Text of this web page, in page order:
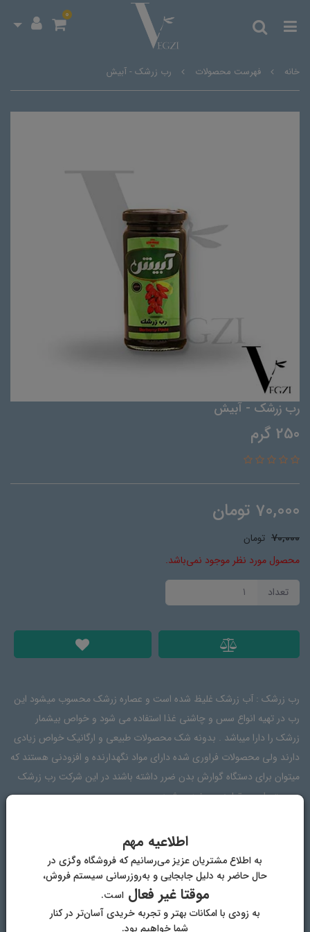
0
خانه فهرست محصولات رب زرشک - آبیش
رب زرشک - آبیش
250 گرم
70,000 تومان
70,000 تومان
محصول مورد نظر موجود نمی‌باشد.
تعداد
رب زرشک : آب زرشک غلیظ شده است و عصاره زرشک محسوب میشود این
رب در تهیه انواع سس و چاشنی غذا استفاده می شود و خواص بیشمار
زرشک را دارا میباشد . بدونه شک محصولات طبیعی و ارگانیک خواص زیادی
دارند ولی محصولات فراوری شده دارای مواد نگهدارنده و افزودنی هستند که
میتوان برای دستگاه گوارش بدن ضرر داشته باشند در این شرکت رب زرشک
بصورت طبیعی تولید و عرضه میشود .
موارد استفاده دیدگاه‌ها
استفاده در انواع خورش های ترش مزه
مزه دار کردن جوجه کباب
اطلاعیه مهم
به اطلاع مشتریان عزیز می‌رسانیم که فروشگاه وگزی در
حال حاضر به دلیل جابجایی و به‌روزرسانی سیستم فروش،
موقتا غیر فعالاست.
به زودی با امکانات بهتر و تجربه خریدی آسان‌تر در کنار
شما خواهیم بود.